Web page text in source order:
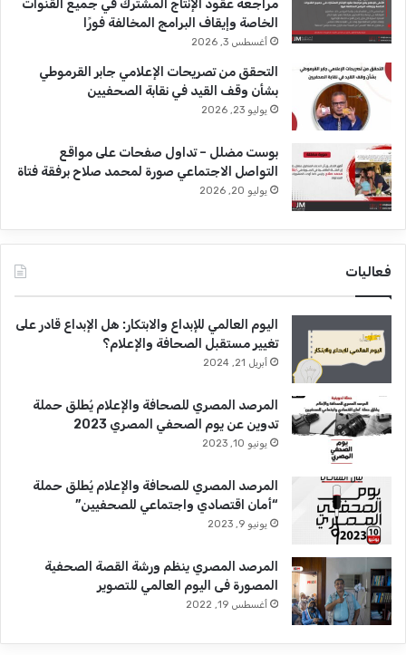
مراجعة عقود الإنتاج المشترك في جميع القنوات
الخاصة وإيقاف البرامج المخالفة فورًا
أغسطس 3, 2026
التحقق من تصريحات الإعلامي جابر القرموطي
بشأن وقف القيد في نقابة الصحفيين
يوليو 23, 2026
بوست مضلل – تداول صفحات على مواقع
التواصل الاجتماعي صورة لمحمد صلاح برفقة فتاة
يوليو 20, 2026
فعاليات
اليوم العالمي للإبداع والابتكار: هل الإبداع قادر على
تغيير مستقبل الصحافة والإعلام؟
أبريل 21, 2024
المرصد المصري للصحافة والإعلام يُطلق حملة
تدوين عن يوم الصحفي المصري 2023
يونيو 10, 2023
المرصد المصري للصحافة والإعلام يُطلق حملة
“أمان اقتصادي واجتماعي للصحفيين”
يونيو 9, 2023
المرصد المصري ينظم ورشة القصة الصحفية
المصورة فى اليوم العالمي للتصوير
أغسطس 19, 2022